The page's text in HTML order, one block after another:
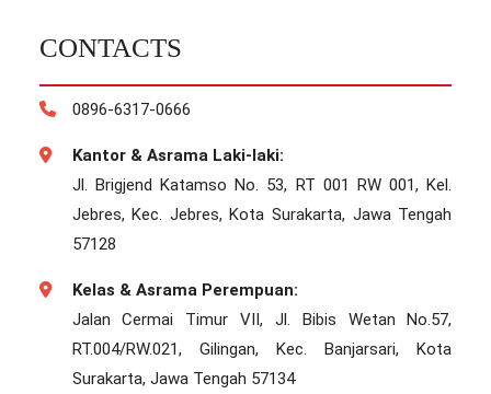
CONTACTS
0896-6317-0666
Kantor & Asrama Laki-laki:
Jl. Brigjend Katamso No. 53, RT 001 RW 001, Kel.
Jebres, Kec. Jebres, Kota Surakarta, Jawa Tengah
57128
Kelas & Asrama Perempuan:
Jalan Cermai Timur VII, Jl. Bibis Wetan No.57,
RT.004/RW.021, Gilingan, Kec. Banjarsari, Kota
Surakarta, Jawa Tengah 57134